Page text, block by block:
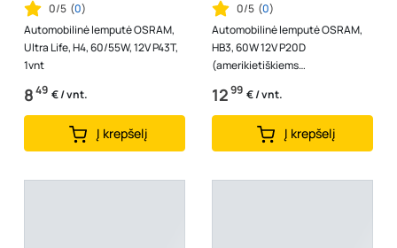
0/5 (0)
Automobilinė lemputė OSRAM,
Ultra Life, H4, 60/55W, 12V P43T,
1vnt
849 € / vnt.
Į krepšelį
0/5 (0)
Automobilinė lemputė OSRAM,
HB3, 60W 12V P20D
(amerikietiškiems
automobiliams), 1vnt
1299 € / vnt.
Į krepšelį